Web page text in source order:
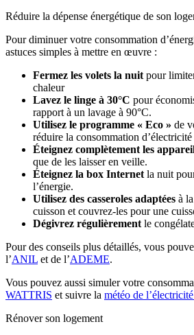
Réduire la dépense énergétique de son
Pour diminuer votre consommation
astuces simples à mettre en œuvre :
Fermez les volets la nuit pour
chaleur
Lavez le linge à 30°C pour
rapport à un lavage à 90°C.
Utilisez le programme « Eco » de
réduire la consommation d’électricité
Éteignez complètement les
que de les laisser en veille.
Éteignez la box Internet la nuit
l’énergie.
Utilisez des casseroles adaptées à
cuisson et couvrez-les pour une
Dégivrez régulièrement le
Pour des conseils plus détaillés, vous
l’ANIL et de l’ADEME.
Vous pouvez aussi simuler votre
WATTRIS et suivre la météo de
Rénover son logement